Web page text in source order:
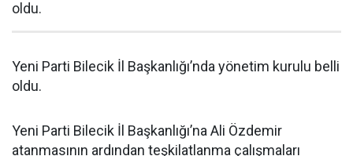
oldu.
Yeni Parti Bilecik İl Başkanlığı’nda yönetim kurulu belli
oldu.
Yeni Parti Bilecik İl Başkanlığı’na Ali Özdemir
atanmasının ardından teşkilatlanma çalışmaları